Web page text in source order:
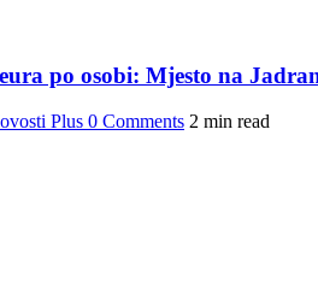
po osobi: Mjesto na
Plus 0 Comments 2 min read